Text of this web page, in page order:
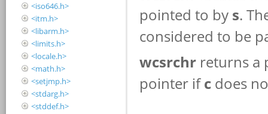
<iso646.h>
<itm.h>
<libarm.h>
<limits.h>
<locale.h>
<math.h>
<setjmp.h>
<stdarg.h>
<stddef.h>